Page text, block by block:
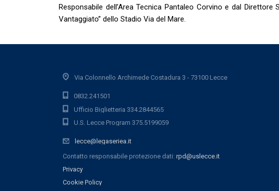
Responsabile dell’Area Tecnica Pantaleo Corvino e dal
Vantaggiato” dello Stadio Via del Mare.
Via Colonnello Archimede Costadura 3 - 73100 Lecce
0832.241501
Ufficio Biglietteria 334.2844565
U.S. Lecce Program 375.5199059
lecce@legaseriea.it
Contatto responsabile protezione dati: rpd@uslecce.it
Privacy
Cookie Policy